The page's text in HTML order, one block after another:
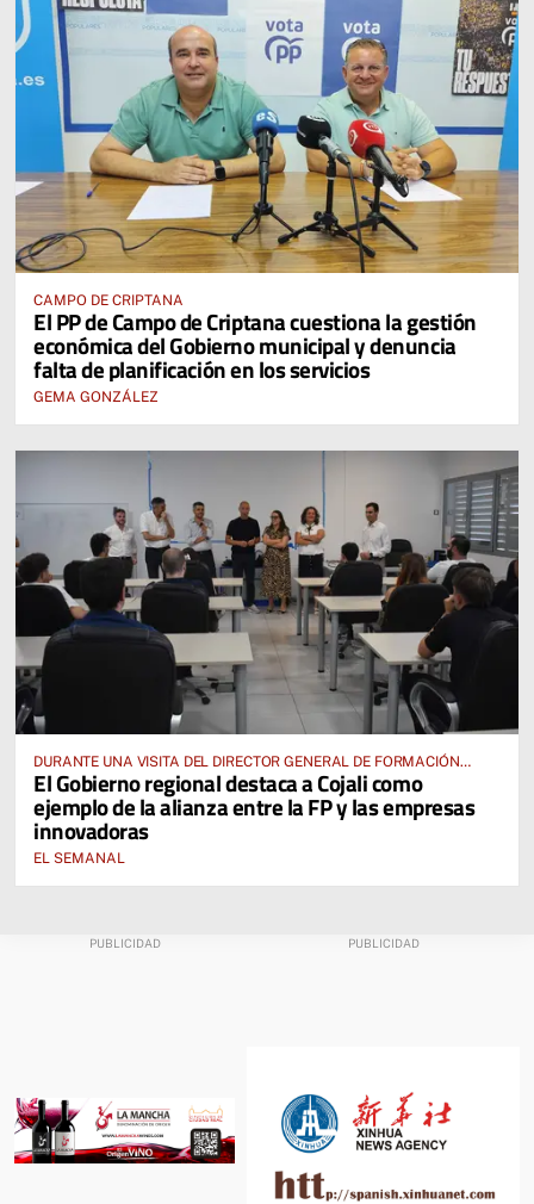
CAMPO DE CRIPTANA
El PP de Campo de Criptana cuestiona la gestión
económica del Gobierno municipal y denuncia
falta de planificación en los servicios
GEMA GONZÁLEZ
DURANTE UNA VISITA DEL DIRECTOR GENERAL DE FORMACIÓN
PROFESIONAL, JOSÉ RODRIGO CERRILLO
El Gobierno regional destaca a Cojali como
ejemplo de la alianza entre la FP y las empresas
innovadoras
EL SEMANAL